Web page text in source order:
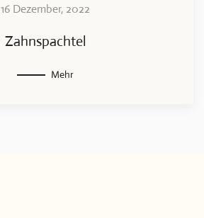
16 Dezember, 2022
Zahnspachtel
Mehr